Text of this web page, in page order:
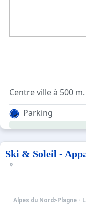
Centre ville à 500
Résidence située
Equipements :
Résidence équipée
Parking public
Parking
Ski & Soleil -
Alpes du Nord > Plagne -